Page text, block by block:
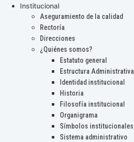
Institucional
Aseguramiento de la calidad
Rectoría
Direcciones
¿Quiénes somos?
Estatuto general
Estructura Administrativa
Identidad institucional
Historia
Filosofía institucional
Organigrama
Símbolos institucionales
Sistema administrativo